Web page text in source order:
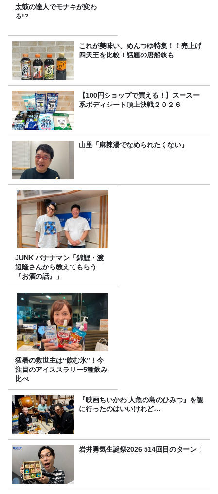
太鼓の達人でモナキが変わ
る!?
これが美味い、めんつゆ特集！！売上げ
四天王を比較！話題の唐船峡も
【100円ショップで買える！】スースー
系ボディシート頂上決戦２０２６
山里「麻辣湯でなめられたくない」
JUNK バナナマン「錦鯉・渡
辺隆さんから教えてもらう
『お酒の話』」
猛暑の救世主は“飲む氷”！今
注目のアイススラリー5種飲み
比べ
『映画ちいかわ 人魚の島のひみつ』を観
に行ったのはいいけれど…
岩井勇気生誕祭2026 514回目のターン！